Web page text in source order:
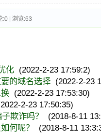
:0 | 浏览:63
化 (2022-2-23 17:59:2)
的域名选择 (2022-2-23
(2022-2-23 17:53:30)
2-23 17:50:35)
欺诈吗？
(2018-8-11
何呢？
(2018-8-11